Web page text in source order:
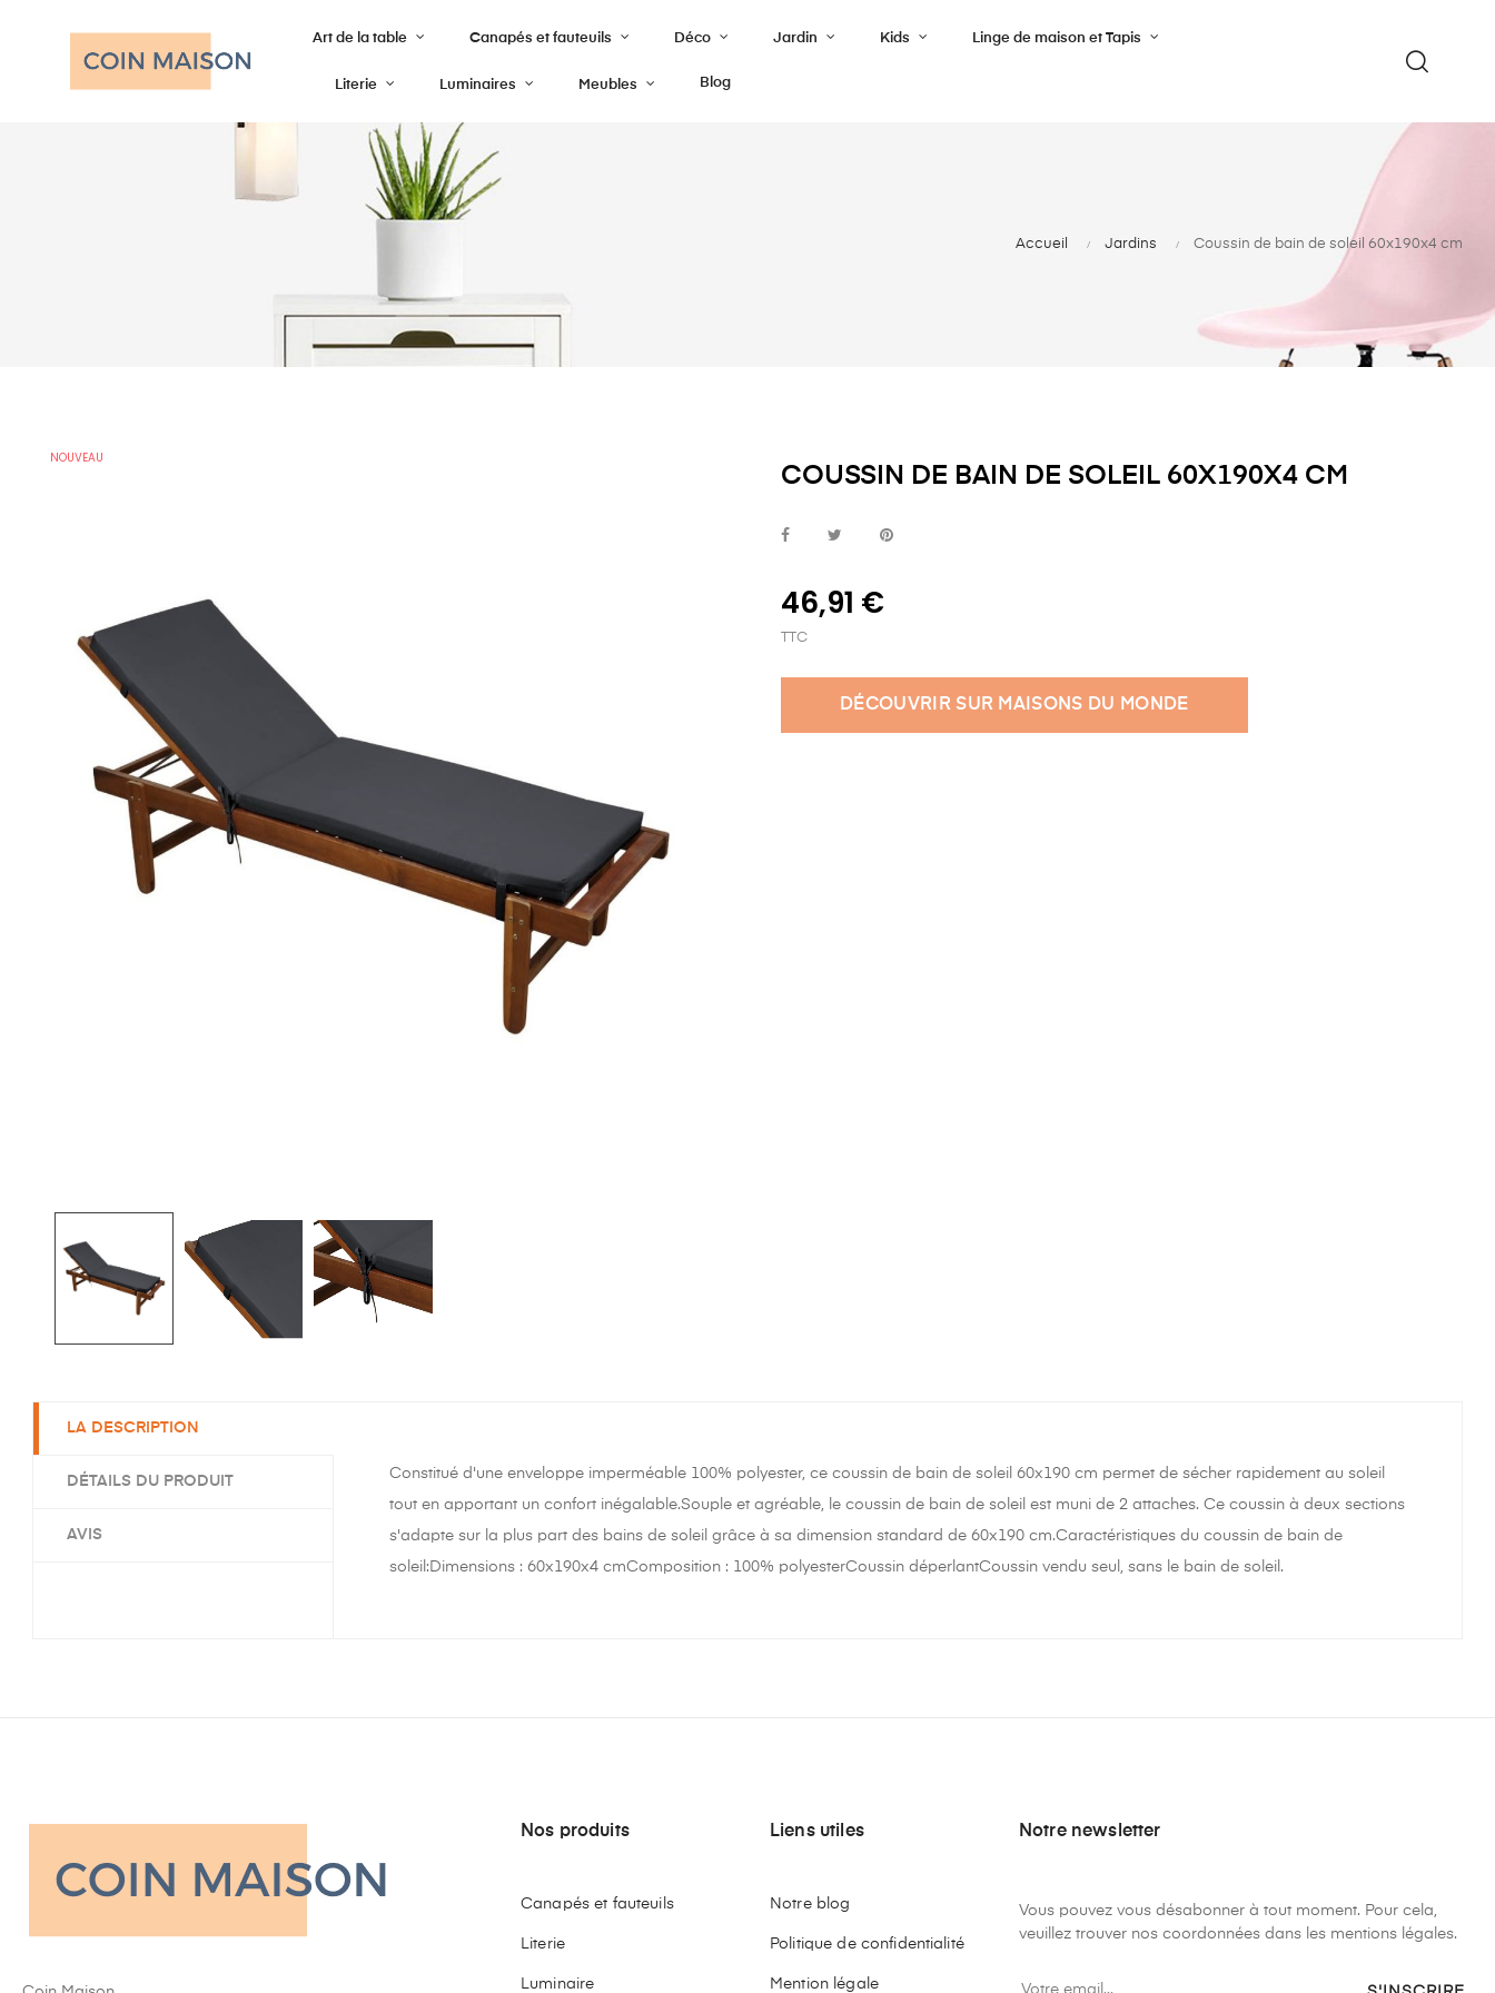
Art de la table Canapés et fauteuils Déco Jardin Kids Linge de maison et Tapis
Literie Luminaires Meubles Blog
Accueil Jardins Coussin de bain de soleil 60x190x4 cm
NOUVEAU
COUSSIN DE BAIN DE SOLEIL 60X190X4 CM
46,91 €
TTC
DÉCOUVRIR SUR MAISONS DU MONDE
LA DESCRIPTION
DÉTAILS DU PRODUIT
AVIS
Constitué d'une enveloppe imperméable 100% polyester, ce coussin de bain de soleil 60x190 cm permet de sécher rapidement au soleil
tout en apportant un confort inégalable.Souple et agréable, le coussin de bain de soleil est muni de 2 attaches. Ce coussin à deux sections
s'adapte sur la plus part des bains de soleil grâce à sa dimension standard de 60x190 cm.Caractéristiques du coussin de bain de
soleil:Dimensions : 60x190x4 cmComposition : 100% polyesterCoussin déperlantCoussin vendu seul, sans le bain de soleil.
Nos produits
Canapés et fauteuils
Literie
Luminaire
Liens utiles
Notre blog
Politique de confidentialité
Mention légale
Notre newsletter
Vous pouvez vous désabonner à tout moment. Pour cela,
veuillez trouver nos coordonnées dans les mentions légales.